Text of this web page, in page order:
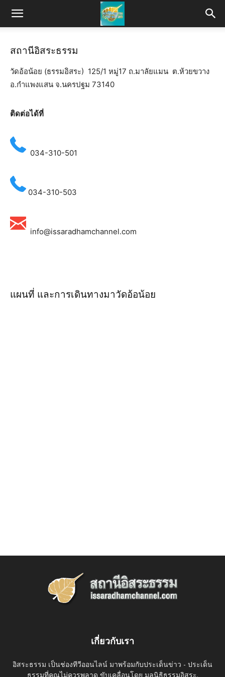
สถานีอิสระธรรม
วัดอ้อน้อย (ธรรมอิสระ) 125/1 หมู่17 ถ.มาลัยแมน ต.ห้วยขวาง
อ.กำแพงแสน จ.นครปฐม 73140
ติดต่อได้ที่
034-310-501
034-310-503
info@issaradhamchannel.com
แผนที่ และการเดินทางมาวัดอ้อน้อย
เกี่ยวกับเรา
อิสระธรรม เป็นช่องทีวีออนไลน์ มาพร้อมกับประเด็นข่าว - ประเด็น
ธรรมที่คุณไม่ควรพลาด ขับเคลื่อนโดย มูลนิธิธรรมอิสระ.